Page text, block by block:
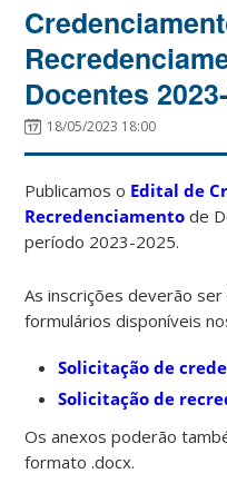
Docentes
18/05/2023 18:00
Publicamos o Edital de
Recredenciamento de
período 2023-2025.
As inscrições deverão
formulários disponíveis
Solicitação de
Solicitação de
Os anexos poderão
formato .docx.